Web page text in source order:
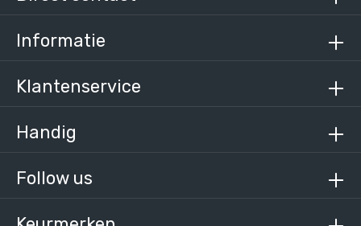
Follow us
Informatie
Klantenservice
Handig